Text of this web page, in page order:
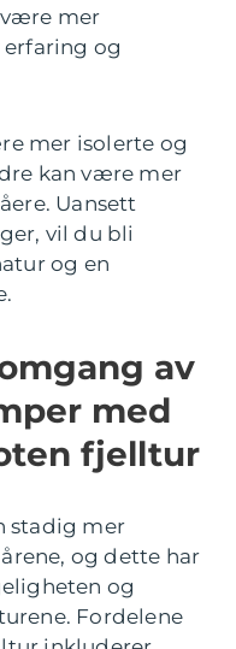
mer
og
mer isolerte og
kan være mer
Uansett
vil du bli
og en
av
med
fjelltur
stadig mer
og dette har
og
Fordelene